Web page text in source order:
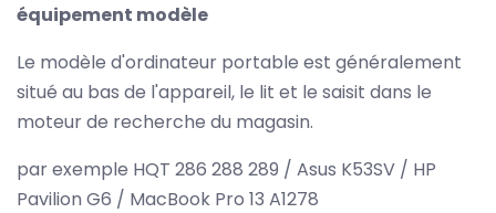
équipement modèle
Le modèle d'ordinateur portable est généralement
situé au bas de l'appareil, le lit et le saisit dans le
moteur de recherche du magasin.
par exemple HQT 286 288 289 / Asus K53SV / HP
Pavilion G6 / MacBook Pro 13 A1278